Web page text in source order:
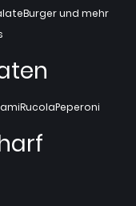
Burger und mehr
RucolaPeperoni